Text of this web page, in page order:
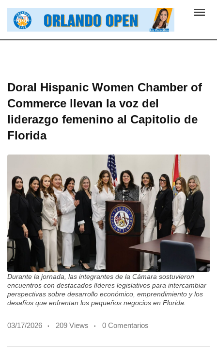
content
Doral Hispanic Women Chamber of
Commerce llevan la voz del
liderazgo femenino al Capitolio de
Florida
Durante la jornada, las integrantes de la Cámara sostuvieron
encuentros con destacados líderes legislativos para intercambiar
perspectivas sobre desarrollo económico, emprendimiento y los
desafíos que enfrentan los pequeños negocios en Florida.
03/17/2026 209 Views 0 Comentarios